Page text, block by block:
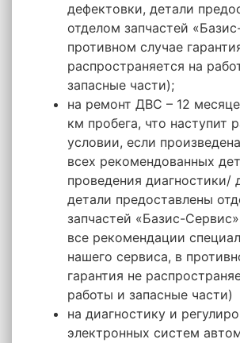
дефектовки, детали
отделом запчастей
противном случае
распространяется на
запасные части);
на ремонт ДВС – 12
км пробега, что наступит
условии, если
всех рекомендованных
проведения диагностики/
детали предоставлены
запчастей «Базис-
все рекомендации
нашего сервиса, в
гарантия не
работы и запасные части)
на диагностику и
электронных систем